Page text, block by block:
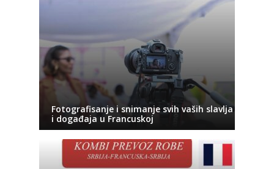
Fotografisanje i snimanje svih vaših slavlja
i događaja u Francuskoj